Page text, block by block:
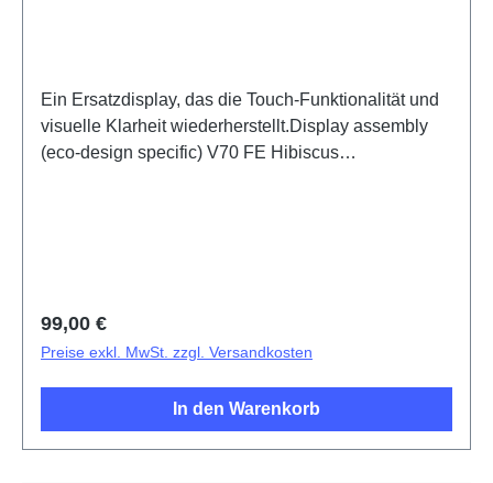
Ein Ersatzdisplay, das die Touch-Funktionalität und
visuelle Klarheit wiederherstellt.Display assembly
(eco-design specific) V70 FE Hibiscus
Regulärer Preis:
99,00 €
Preise exkl. MwSt. zzgl. Versandkosten
In den Warenkorb